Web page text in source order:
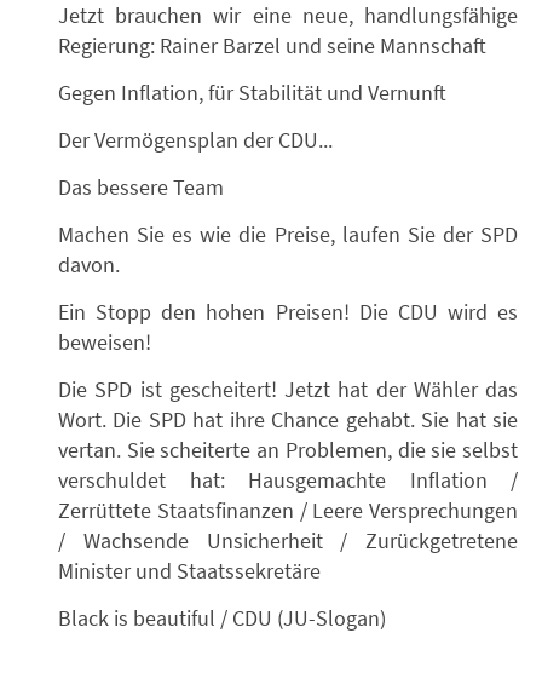
Jetzt brauchen wir eine neue, handlungsfähige
Regierung: Rainer Barzel und seine Mannschaft
Gegen Inflation, für Stabilität und Vernunft
Der Vermögensplan der CDU...
Das bessere Team
Machen Sie es wie die Preise, laufen Sie der SPD
davon.
Ein Stopp den hohen Preisen! Die CDU wird es
beweisen!
Die SPD ist gescheitert! Jetzt hat der Wähler das
Wort. Die SPD hat ihre Chance gehabt. Sie hat sie
vertan. Sie scheiterte an Problemen, die sie selbst
verschuldet hat: Hausgemachte Inflation /
Zerrüttete Staatsfinanzen / Leere Versprechungen
/ Wachsende Unsicherheit / Zurückgetretene
Minister und Staatssekretäre
Black is beautiful / CDU (JU-Slogan)